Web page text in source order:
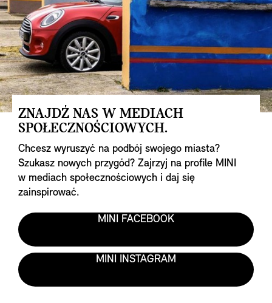
ZNAJDŹ NAS W MEDIACH
SPOŁECZNOŚCIOWYCH.
Chcesz wyruszyć na podbój swojego miasta?
Szukasz nowych przygód? Zajrzyj na profile MINI
w mediach społecznościowych i daj się
zainspirować.
MINI FACEBOOK
MINI INSTAGRAM